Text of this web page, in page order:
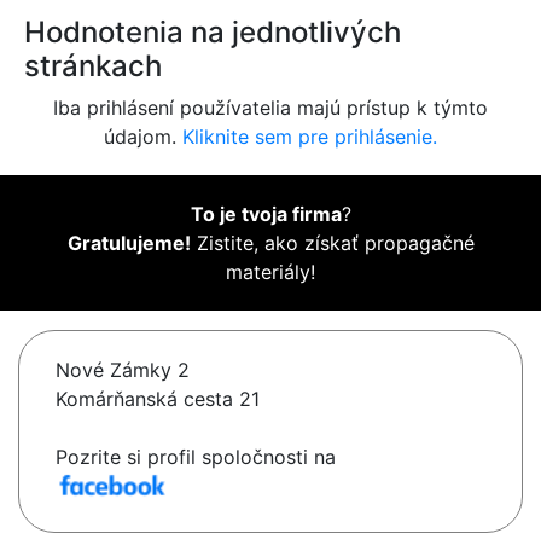
Hodnotenia na jednotlivých
stránkach
Iba prihlásení používatelia majú prístup k týmto
údajom. Kliknite sem pre prihlásenie.
To je tvoja firma?
Gratulujeme! Zistite, ako získať propagačné
materiály!
Nové Zámky 2
Komárňanská cesta 21
Pozrite si profil spoločnosti na